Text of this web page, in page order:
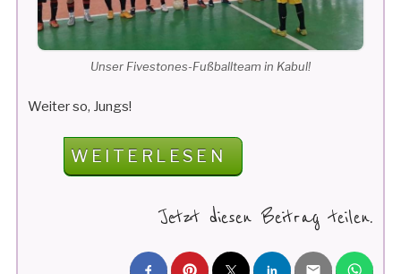
Unser Fivestones-Fußballteam in Kabul!
Weiter so, Jungs!
„FIVESTONES
FUSSBALL T
ABUL“
WEITERLESEN
Jetzt diesen Beitrag teilen.